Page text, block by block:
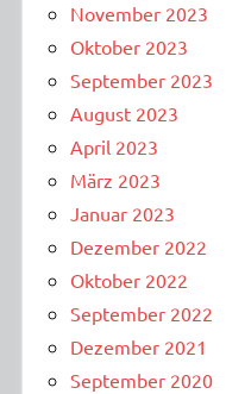
November 2023
Oktober 2023
September 2023
August 2023
April 2023
März 2023
Januar 2023
Dezember 2022
Oktober 2022
September 2022
Dezember 2021
September 2020